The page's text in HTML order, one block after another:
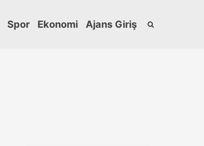
Spor Ekonomi Ajans Giriş